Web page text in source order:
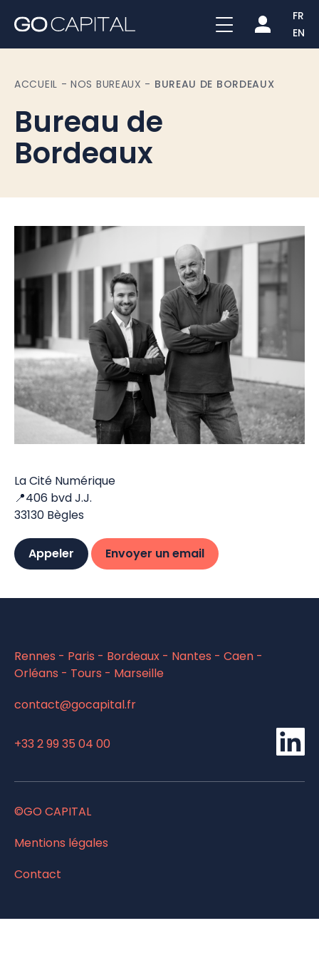
FR
EN
ACCUEIL -NOS BUREAUX - BUREAU DE BORDEAUX
Bureau de
Bordeaux
La Cité Numérique
📍406 bvd J.J.
33130 Bègles
Appeler Envoyer un email
Rennes - Paris - Bordeaux - Nantes - Caen -
Orléans - Tours - Marseille
contact@gocapital.fr
+33 2 99 35 04 00
©GO CAPITAL
Mentions légales
Contact